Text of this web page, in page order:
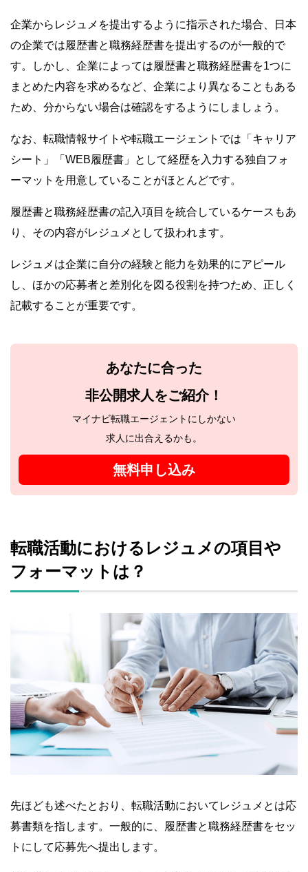
企業からレジュメを提出するように指示された場合、日本
の企業では履歴書と職務経歴書を提出するのが一般的で
す。しかし、企業によっては履歴書と職務経歴書を1つに
まとめた内容を求めるなど、企業により異なることもある
ため、分からない場合は確認をするようにしましょう。
なお、転職情報サイトや転職エージェントでは「キャリア
シート」「WEB履歴書」として経歴を入力する独自フォ
ーマットを用意していることがほとんどです。
履歴書と職務経歴書の記入項目を統合しているケースもあ
り、その内容がレジュメとして扱われます。
レジュメは企業に自分の経験と能力を効果的にアピール
し、ほかの応募者と差別化を図る役割を持つため、正しく
記載することが重要です。
あなたに合った
非公開求人をご紹介！
マイナビ転職エージェントにしかない
求人に出合えるかも。
無料申し込み
転職活動におけるレジュメの項目や
フォーマットは？
先ほども述べたとおり、転職活動においてレジュメとは応
募書類を指します。一般的に、履歴書と職務経歴書をセッ
トにして応募先へ提出します。